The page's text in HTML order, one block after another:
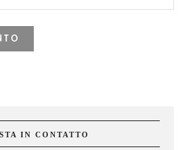
IN CONTATTO